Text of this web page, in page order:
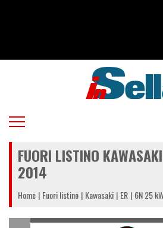
FUORI LISTINO
2014
Home Fuori listino Kawasaki ER 6N 25